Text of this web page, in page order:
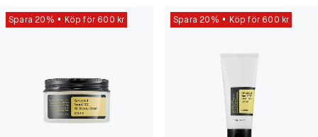
Spara 20% Köp för 600 kr Spara 20% Köp för 600 kr